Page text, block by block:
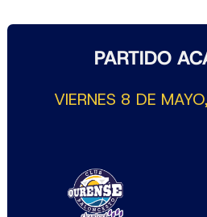
PARTIDO
VIERNES 8 DE